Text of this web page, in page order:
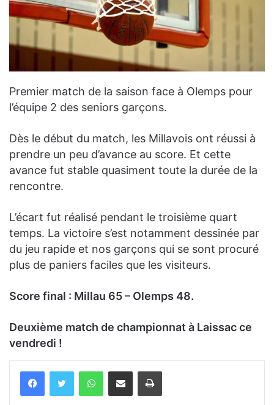
Premier match de la saison face à Olemps pour
l’équipe 2 des seniors garçons.
Dès le début du match, les Millavois ont réussi à
prendre un peu d’avance au score. Et cette
avance fut stable quasiment toute la durée de la
rencontre.
L’écart fut réalisé pendant le troisième quart
temps. La victoire s’est notamment dessinée par
du jeu rapide et nos garçons qui se sont procuré
plus de paniers faciles que les visiteurs.
Score final : Millau 65 – Olemps 48.
Deuxième match de championnat à Laissac ce
vendredi !